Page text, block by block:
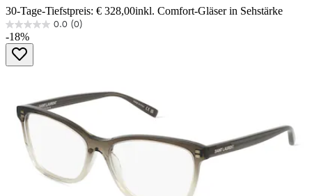
30-Tage-Tiefstpreis: € 328,00inkl. Comfort-Gläser in Sehstärke
0.0 (0)
0.0
von
Sternen.
-18%